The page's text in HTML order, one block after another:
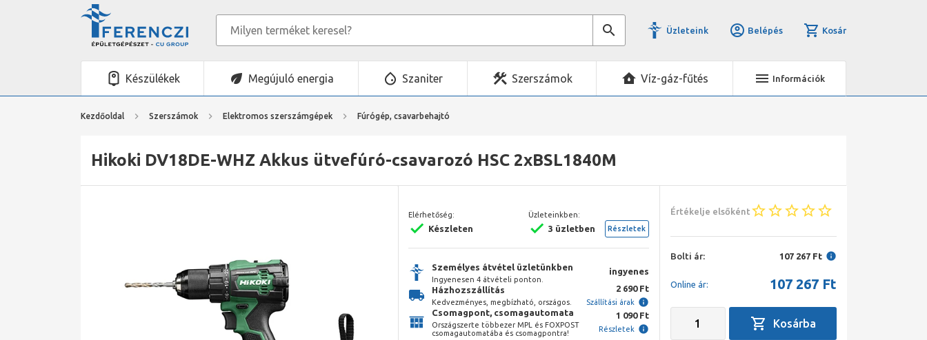
Üzleteink Belépés Kosár
Készülékek Megújuló energia Szaniter Szerszámok Víz-gáz-fűtés Információk
Kezdőoldal Szerszámok Elektromos szerszámgépek Fúrógép, csavarbehajtó
Hikoki DV18DE-WHZ Akkus ütvefúró-csavarozó HSC 2xBSL1840M
Elérhetőség:
Készleten
Üzleteinkben:
3 üzletben Részletek
Személyes átvétel üzletünkben
Ingyenesen 4 átvételi ponton.
ingyenes
Házhozszállítás
Kedvezményes, megbízható, országos.
2 690 Ft
Szállítási árak
Csomagpont, csomagautomata
Országszerte többezer MPL és FOXPOST
csomagautomatába és csomagpontra!
1 090 Ft
Részletek
Értékelje elsőként
Bolti ár: 107 267 Ft
Online ár: 107 267 Ft